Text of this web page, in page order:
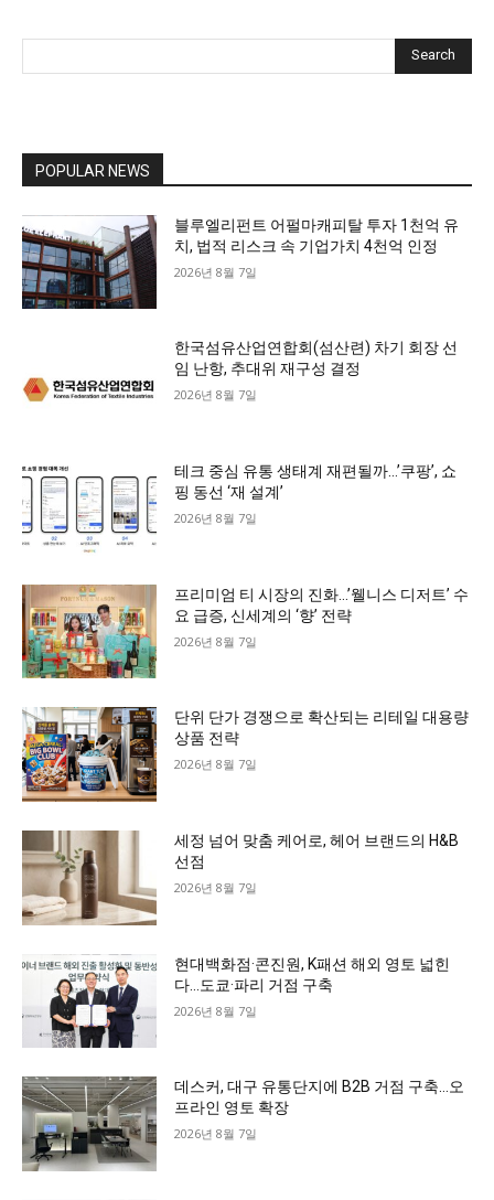
Search
POPULAR NEWS
블루엘리펀트 어펄마캐피탈 투자 1천억 유
치, 법적 리스크 속 기업가치 4천억 인정
2026년 8월 7일
한국섬유산업연합회(섬산련) 차기 회장 선
임 난항, 추대위 재구성 결정
2026년 8월 7일
테크 중심 유통 생태계 재편될까…’쿠팡’, 쇼
핑 동선 ‘재 설계’
2026년 8월 7일
프리미엄 티 시장의 진화…’웰니스 디저트’ 수
요 급증, 신세계의 ‘향’ 전략
2026년 8월 7일
단위 단가 경쟁으로 확산되는 리테일 대용량
상품 전략
2026년 8월 7일
세정 넘어 맞춤 케어로, 헤어 브랜드의 H&B
선점
2026년 8월 7일
현대백화점·콘진원, K패션 해외 영토 넓힌
다…도쿄·파리 거점 구축
2026년 8월 7일
데스커, 대구 유통단지에 B2B 거점 구축…오
프라인 영토 확장
2026년 8월 7일